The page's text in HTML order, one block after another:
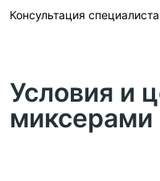
Консультация
Условия и
миксерами